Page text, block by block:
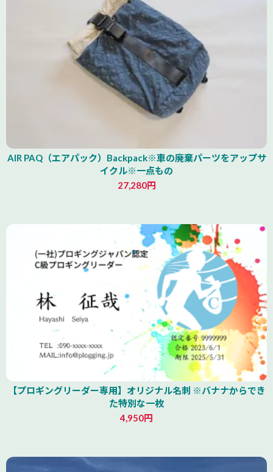
AIR PAQ（エアパック）Backpack※車の廃棄パーツをアップサ
イクル※一点もの
27,280円
【プロギングリーダー専用】オリジナル名刺 ※バナナからでき
た特別な一枚
4,950円